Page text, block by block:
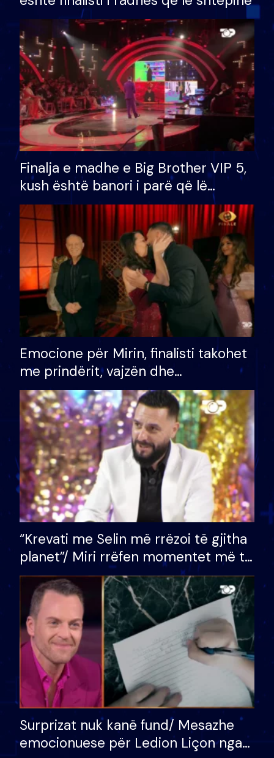
Finalja e madhe e Big Brother VIP 5,
kush është banori i parë që lë
shtëpinë dhe humb mundësinë për
të fituar çmimin e madh
Emocione për Mirin, finalisti takohet
me prindërit, vajzën dhe
bashkëshorten: S’kemi ndonjë letër
divorci apo jo?
“Krevati me Selin më rrëzoi të gjitha
planet”/ Miri rrëfen momentet më të
bukura në shtëpinë e BB VIP: Do më
mungojë zilja e mëngjesit kur…
Surprizat nuk kanë fund/ Mesazhe
emocionuese për Ledion Liçon nga